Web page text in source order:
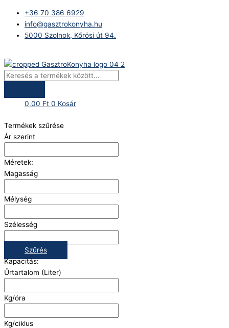
content
+36 70 386 6929
info@gasztrokonyha.hu
5000 Szolnok, Kőrösi út 94.
search
0,00 Ft 0 Kosár
Termékek szűrése
Ár szerint
Méretek:
Magasság
Mélység
Szélesség
Szűrés
Kapacitás:
Űrtartalom (Liter)
Kg/óra
Kg/ciklus